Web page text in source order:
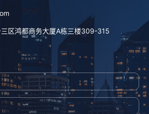
区鸿都商务大厦A栋三楼309-315